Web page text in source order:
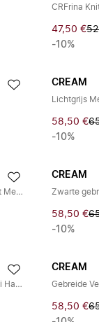
CRFrina
47,50 €
-10%
CREAM
58,50 €
-10%
Gebreide Cardigan Asfalt Melange
CREAM
58,50 €
-10%
Korte Mouw Pullover Trui Haver Melange
CREAM
Gebreide
58,50 €